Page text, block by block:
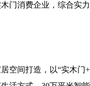
门消费企业，综合实
间打造，以“实木门